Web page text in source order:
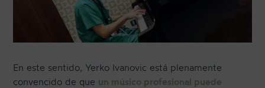
En este sentido, Yerko Ivanovic está plenamente
convencido de que un músico profesional puede